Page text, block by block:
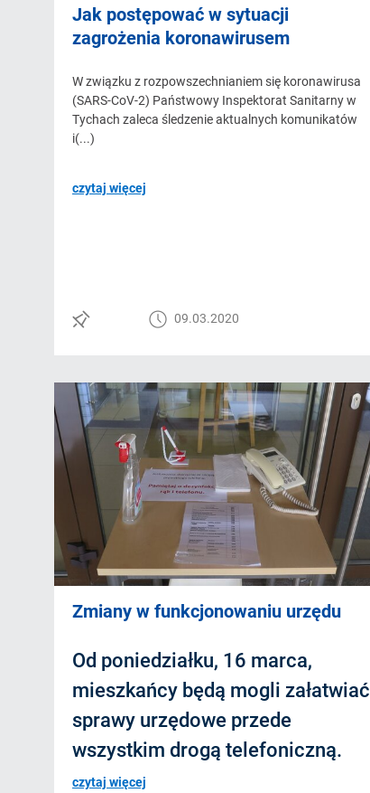
Jak postępować w sytuacji
zagrożenia koronawirusem
W związku z rozpowszechnianiem się koronawirusa
(SARS-CoV-2) Państwowy Inspektorat Sanitarny w
Tychach zaleca śledzenie aktualnych komunikatów
i(...)
czytaj więcej
09.03.2020
Zmiany w funkcjonowaniu urzędu
Od poniedziałku, 16 marca,
mieszkańcy będą mogli załatwiać
sprawy urzędowe przede
wszystkim drogą telefoniczną.
czytaj więcej